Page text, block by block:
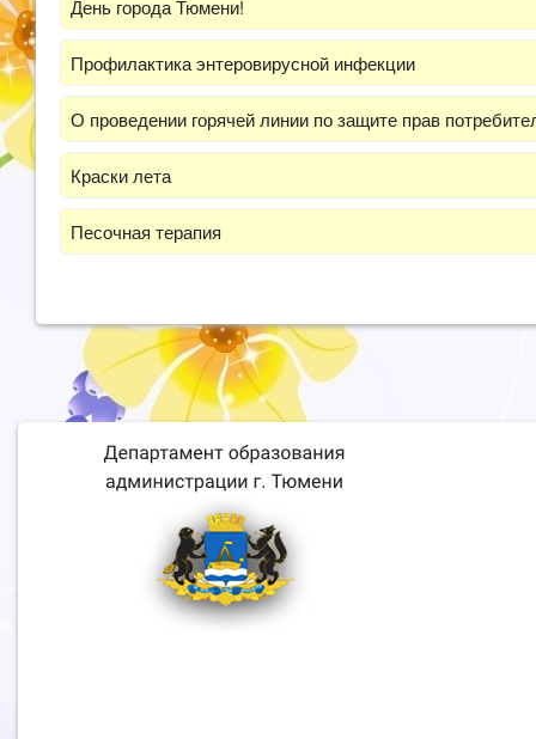
День города Тюмени!
Профилактика энтеровирусной инфекции
О проведении горячей линии по защите прав
Краски лета
Песочная терапия